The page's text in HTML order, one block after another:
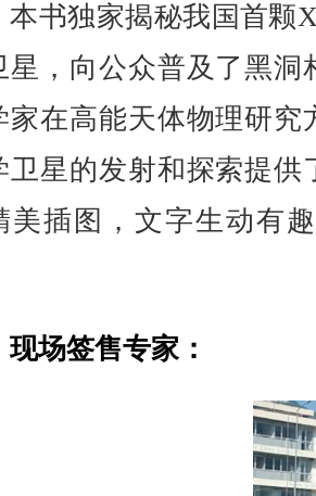
独家揭秘我国首颗
星，向公众普及了黑
家在高能天体物理研
卫星的发射和探索提
美插图，文字生动有
现场签售专家：